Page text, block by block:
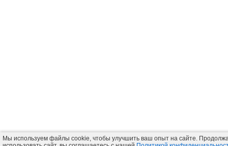
Мы используем файлы cookie, чтобы улучшить ваш опыт на сайте.